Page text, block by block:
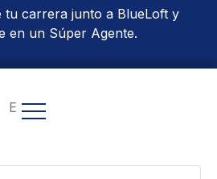
tu carrera junto a BlueLoft y
en un Súper Agente.
EN